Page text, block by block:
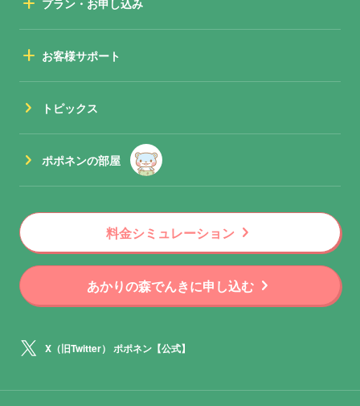
プラン・お申し込み
add お客様サポート
chevron_right トピックス
chevron_right ポポネンの部屋
料金シミュレーション chevron_right
あかりの森でんきに申し込む chevron_right
X（旧Twitter） ポポネン【公式】